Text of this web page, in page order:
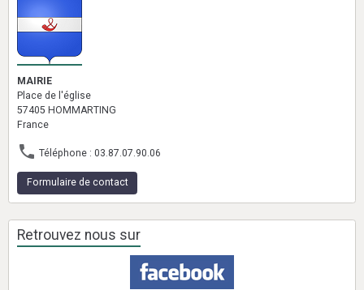
MAIRIE
Place de l'église
57405 HOMMARTING
France
Téléphone : 03.87.07.90.06
Formulaire de contact
Retrouvez nous sur